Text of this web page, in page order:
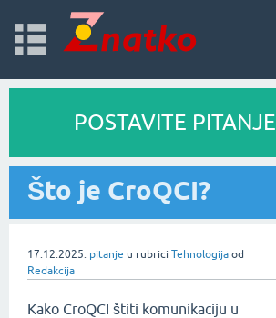
POSTAVITE PITANJE
Što je CroQCI?
17.12.2025. pitanje u rubrici Tehnologija od
Redakcija
Kako CroQCI štiti komunikaciju u